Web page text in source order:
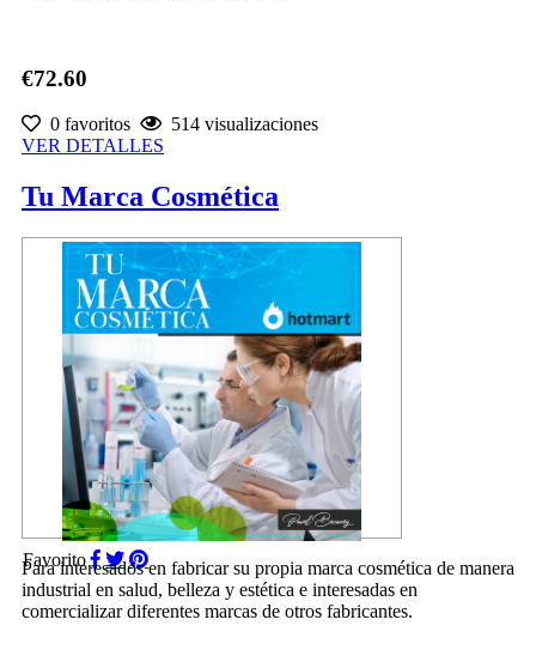
€72.60
0 favoritos
514 visualizaciones
VER DETALLES
Tu Marca Cosmética
Favorito
Para interesados en fabricar su propia marca cosmética de manera
industrial en salud, belleza y estética e interesadas en
comercializar diferentes marcas de otros fabricantes.